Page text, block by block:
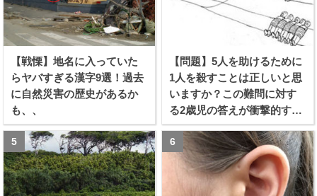
【戦慄】地名に入っていた
らヤバすぎる漢字9選！過去
に自然災害の歴史があるか
も、、
【問題】5人を助けるために
1人を殺すことは正しいと思
いますか？この難問に対す
る2歳児の答えが衝撃的すぎ
る！！